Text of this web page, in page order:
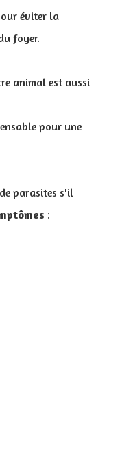
éviter la
foyer.
animal est aussi
pour une
parasites s'il
: